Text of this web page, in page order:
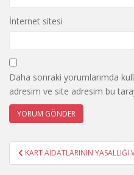
İnternet sitesi
Daha sonraki yorumlarımda
adresim ve site adresim bu
Yazı
gezinmesi
KART AİDATLARININ YASALLIĞI